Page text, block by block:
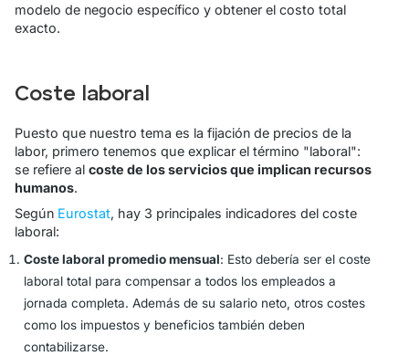
modelo de negocio específico y obtener el costo total
exacto.
Coste laboral
Puesto que nuestro tema es la fijación de precios de la
labor, primero tenemos que explicar el término "laboral":
se refiere al coste de los servicios que implican recursos
humanos.
Según Eurostat, hay 3 principales indicadores del coste
laboral:
Coste laboral promedio mensual: Esto debería ser el coste
laboral total para compensar a todos los empleados a
jornada completa. Además de su salario neto, otros costes
como los impuestos y beneficios también deben
contabilizarse.